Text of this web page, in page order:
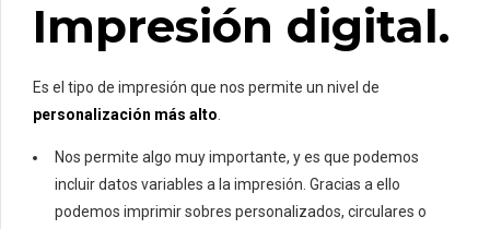
Impresión digital.
Es el tipo de impresión que nos permite un nivel de
personalización más alto
Nos permite algo muy importante, y es que podemos
incluir datos variables a la impresión. Gracias a ello
podemos imprimir sobres personalizados, circulares o